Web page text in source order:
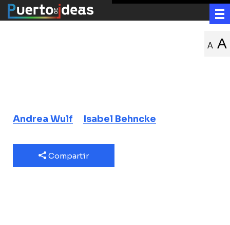
A A
Andrea Wulf Isabel Behncke
Compartir